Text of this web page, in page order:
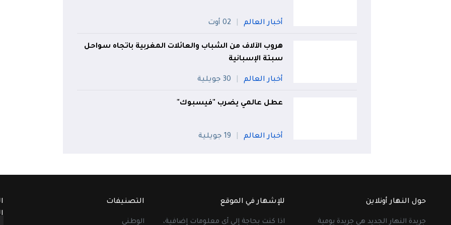
أخبار العالم 02 أوت
هروب الآلاف من الشباب والعائلات المغربية باتجاه سواحل
سبتة الإسبانية
أخبار العالم 30 جويلية
عطل عالمي يضرب "فيسبوك"
أخبار العالم 19 جويلية
حول النهار أونلاين
جريدة النهار الجديد هي جريدة يومية
للإشهار في الموقع
اذا كنت بحاجة إلى أي معلومات إضافية،
التصنيفات
الوطني